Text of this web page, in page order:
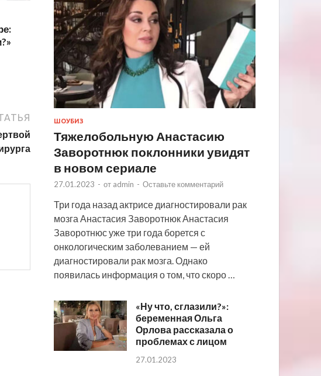
ШОУБИЗ
Тяжелобольную Анастасию
Заворотнюк поклонники увидят
в новом сериале
27.01.2023 - от admin - Оставьте комментарий
Три года назад актрисе диагностировали рак
мозга Анастасия Заворотнюк Анастасия
Заворотнюс уже три года борется с
онкологическим заболеванием — ей
диагностировали рак мозга. Однако
появилась информация о том, что скоро …
«Ну что, сглазили?»:
беременная Ольга
Орлова рассказала о
проблемах с лицом
27.01.2023